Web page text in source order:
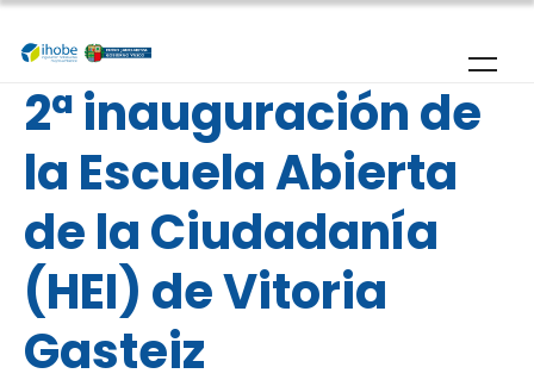
Skip to main content
2ª inauguración de
la Escuela Abierta
de la Ciudadanía
(HEI) de Vitoria
Gasteiz